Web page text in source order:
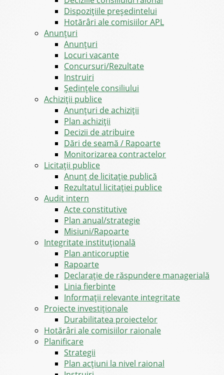
Dispozițiile președintelui
Hotărâri ale comisiilor APL
Anunţuri
Anunţuri
Locuri vacante
Concursuri/Rezultate
Instruiri
Şedinţele consiliului
Achiziții publice
Anunțuri de achiziții
Plan achiziții
Decizii de atribuire
Dări de seamă / Rapoarte
Monitorizarea contractelor
Licitații publice
Anunț de licitație publică
Rezultatul licitației publice
Audit intern
Acte constitutive
Plan anual/strategie
Misiuni/Rapoarte
Integritate instituțională
Plan anticoruptie
Rapoarte
Declarație de răspundere managerială
Linia fierbinte
Informații relevante integritate
Proiecte investiționale
Durabilitatea proiectelor
Hotărâri ale comisiilor raionale
Planificare
Strategii
Plan acțiuni la nivel raional